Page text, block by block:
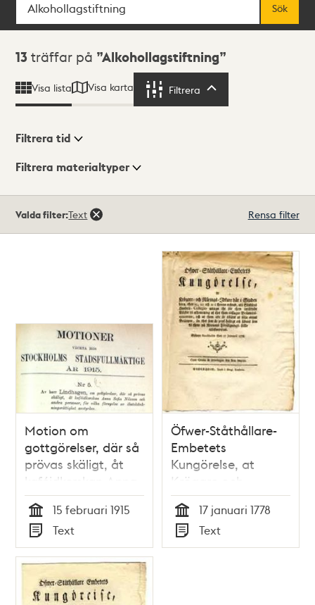
Sök
Sökresultat
13 träffar på Alkohollagstiftning
Visa lista Visa karta Filtrera
Visningsläge
Filtrera tid
Filtrera materialtyper
träffar
Valda filter:Text Rensa filter
Motion om
gottgörelser, där så
prövas skäligt, åt
kaféidkerskan Anna
Sofia Nilsson och
andra personer, för
vilka förnyelse av
ölutskänkningsrättighet
avstyrkes -
Stadsfullmäktige
1915
Tid
15 februari 1915
Typ
Text
Öfwer-Ståthållare-
Embetets
Kungörelse, at
Krögare och
Närings-Idkare här i
Staden, böra, then
19, 20 och 21 i
thenna månad, uti
Tid
17 januari 1778
Typ
Text